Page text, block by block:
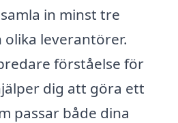
in minst tre
leverantörer.
förståelse för
dig att göra ett
passar både dina